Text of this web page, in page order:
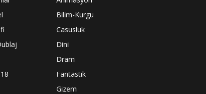
Bilim-Kurgu
Casusluk
Dini
Dram
Fantastik
Gizem